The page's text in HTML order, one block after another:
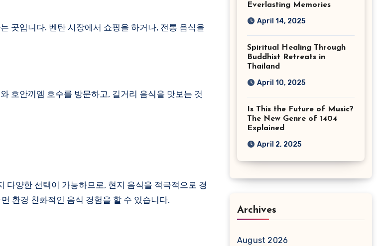
곳입니다. 벤탄 시장에서 쇼핑을 하거나, 전통 음식을
호안끼엠 호수를 방문하고, 길거리 음식을 맛보는 것
양한 선택이 가능하므로, 현지 음식을 적극적으로 경
환경 친화적인 음식 경험을 할 수 있습니다.
Everlasting Memories
April 14, 2025
Spiritual Healing Through
Buddhist Retreats in
Thailand
April 10, 2025
Is This the Future of Music?
The New Genre of 1404
Explained
April 2, 2025
Archives
August 2026